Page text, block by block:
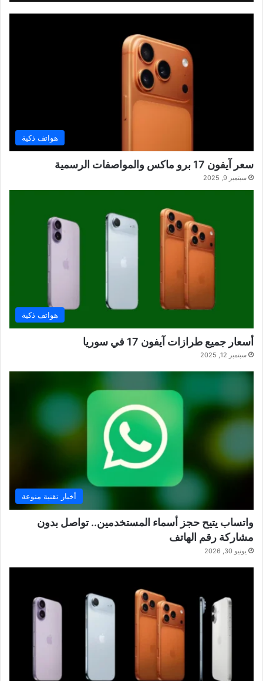
هواتف ذكية
سعر آيفون 17 برو ماكس والمواصفات الرسمية
سبتمبر 9, 2025
هواتف ذكية
أسعار جميع طرازات آيفون 17 في سوريا
سبتمبر 12, 2025
أخبار تقنية منوعة
واتساب يتيح حجز أسماء المستخدمين.. تواصل بدون
مشاركة رقم الهاتف
يونيو 30, 2026